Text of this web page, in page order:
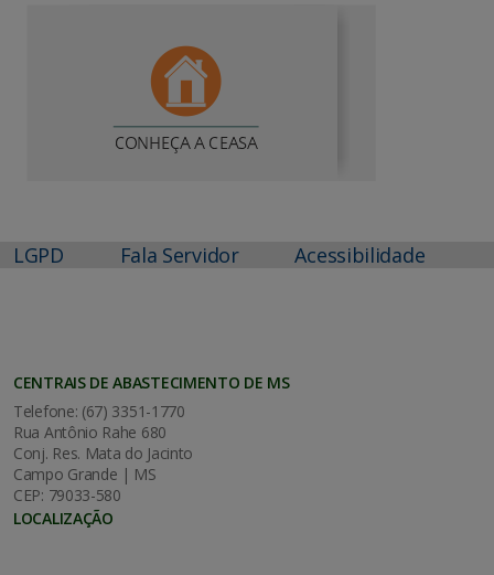
LGPD Fala Servidor Acessibilidade
CENTRAIS DE ABASTECIMENTO DE MS
Telefone: (67) 3351-1770
Rua Antônio Rahe 680
Conj. Res. Mata do Jacinto
Campo Grande | MS
CEP: 79033-580
LOCALIZAÇÃO